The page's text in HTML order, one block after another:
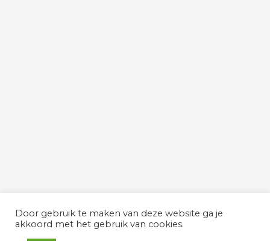
Door gebruik te maken van deze website ga je
akkoord met het gebruik van cookies.